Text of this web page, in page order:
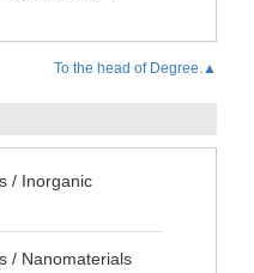
To the head of Degree.▲
/ Inorganic
/ Nanomaterials